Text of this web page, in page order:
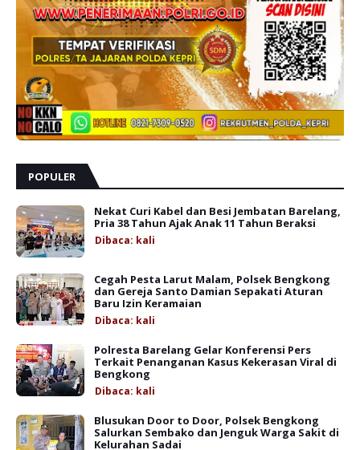
POPULER
Nekat Curi Kabel dan Besi Jembatan Barelang,
Pria 38 Tahun Ajak Anak 11 Tahun Beraksi
Dibaca: kali
Cegah Pesta Larut Malam, Polsek Bengkong
dan Gereja Santo Damian Sepakati Aturan
Baru Izin Keramaian
Dibaca: kali
Polresta Barelang Gelar Konferensi Pers
Terkait Penanganan Kasus Kekerasan Viral di
Bengkong
Dibaca: kali
Blusukan Door to Door, Polsek Bengkong
Salurkan Sembako dan Jenguk Warga Sakit di
Kelurahan Sadai